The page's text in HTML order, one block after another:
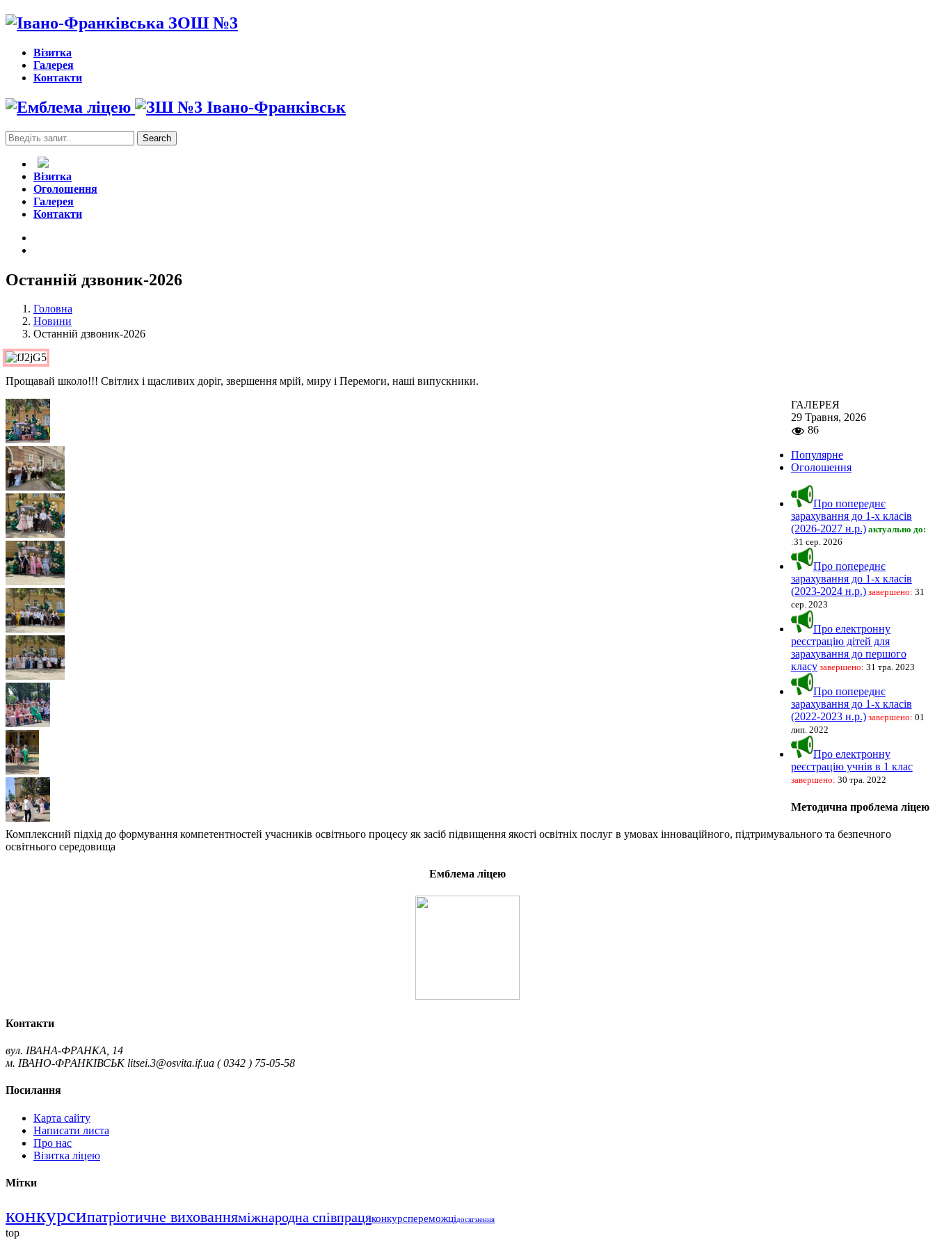
Візитка
Галерея
Контакти
Search
for:
Візитка
Оголошення
Галерея
Контакти
Останній дзвоник-2026
Головна
Новини
Останній дзвоник-2026
Прощавай школо!!! Світлих і щасливих доріг, звершення мрій, миру і Перемоги, наші випускники.
ГАЛЕРЕЯ
29 Травня, 2026
86
Популярне
Оголошення
Про попереднє
зарахування до 1-х класів
(2026-2027 н.р.) актуально до:
:31 сер. 2026
Про попереднє
зарахування до 1-х класів
(2023-2024 н.р.)завершено: 31
сер. 2023
Про електронну
реєстрацію дітей для
зарахування до першого
класузавершено: 31 тра. 2023
Про попереднє
зарахування до 1-х класів
(2022-2023 н.р.)завершено: 01
лип. 2022
Про електронну
реєстрацію учнів в 1 клас
завершено: 30 тра. 2022
Методична проблема ліцею
Комплексний підхід до формування компетентностей учасників освітнього процесу як засіб підвищення якості освітніх послуг в умовах інноваційного, підтримувального та безпечного
освітнього середовища
Емблема ліцею
Контакти
вул. ІВАНА-ФРАНКА, 14
м. ІВАНО-ФРАНКІВСЬК litsei.3@osvita.if.ua ( 0342 ) 75-05-58
Посилання
Карта сайту
Написати листа
Про нас
Візитка ліцею
Мітки
конкурсипатріотичне вихованняміжнародна співпрацяконкурспереможцідосягнення
top